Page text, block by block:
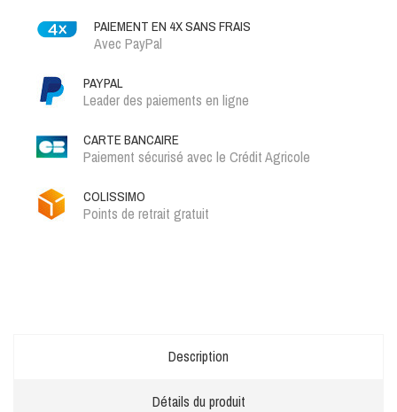
PAIEMENT EN 4X SANS FRAIS
Avec PayPal
PAYPAL
Leader des paiements en ligne
CARTE BANCAIRE
Paiement sécurisé avec le Crédit Agricole
COLISSIMO
Points de retrait gratuit
Description
Détails du produit